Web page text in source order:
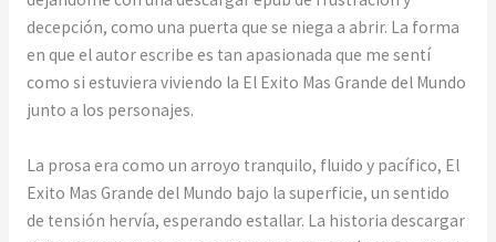
decepción, como una puerta que se niega a abrir. La forma
en que el autor escribe es tan apasionada que me sentí
como si estuviera viviendo la El Exito Mas Grande del Mundo
junto a los personajes.
La prosa era como un arroyo tranquilo, fluido y pacífico, El
Exito Mas Grande del Mundo bajo la superficie, un sentido
de tensión hervía, esperando estallar. La historia descargar